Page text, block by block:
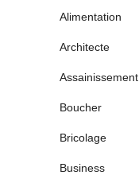
Alimentation
Architecte
Assainissement
Boucher
Bricolage
Business